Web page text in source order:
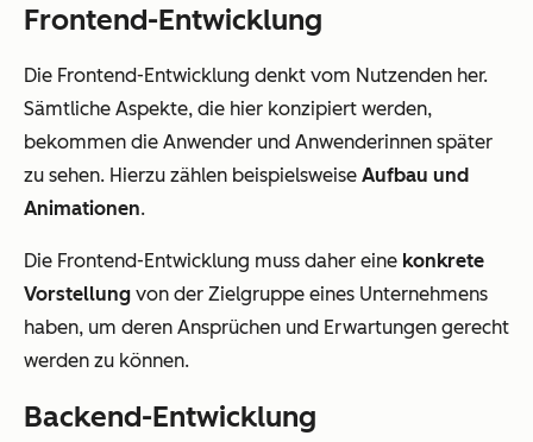
Frontend-Entwicklung
Die Frontend-Entwicklung denkt vom Nutzenden her.
Sämtliche Aspekte, die hier konzipiert werden,
bekommen die Anwender und Anwenderinnen später
zu sehen. Hierzu zählen beispielsweise Aufbau und
Animationen.
Die Frontend-Entwicklung muss daher eine konkrete
Vorstellung von der Zielgruppe eines Unternehmens
haben, um deren Ansprüchen und Erwartungen gerecht
werden zu können.
Backend-Entwicklung